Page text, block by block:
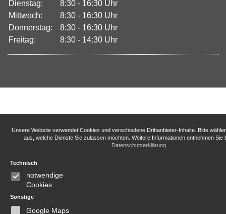
Dienstag:
8:30 - 16:30 Uhr
Mittwoch:
8:30 - 16:30 Uhr
Donnerstag:
8:30 - 16:30 Uhr
Freitag:
8:30 - 14:30 Uhr
Unsere Website verwendet Cookies und verschiedene Drittanbieter-Inhalte. Bitte
aus, welche Dienste Sie zulassen möchten. Weitere Informationen entnehmen Sie
Datenschutzerklärung.
Technisch
notwendige
Cookies
Sonstige
Google Maps